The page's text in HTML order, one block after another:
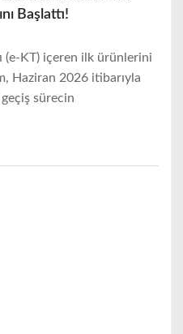
Başlattı!
(e-KT) içeren ilk ürünlerini
Haziran 2026 itibarıyla
sürecin